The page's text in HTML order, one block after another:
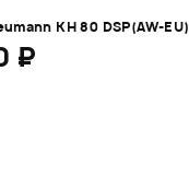
KH 80 DSP(AW-EU)
₽